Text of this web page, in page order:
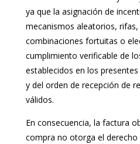
ya que la asignación de
mecanismos aleatorios,
combinaciones fortuitas o
cumplimiento verificable de
establecidos en los
y del orden de recepción de
válidos.
En consecuencia, la factura
compra no otorga el